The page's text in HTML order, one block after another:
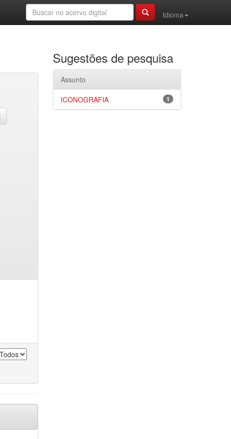
Idioma
Sugestões de pesquisa
Assunto
1
ICONOGRAFIA